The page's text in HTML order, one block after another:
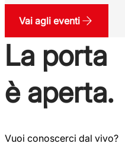
Vai agli eventi
La porta
è aperta.
Vuoi conoscerci dal vivo?